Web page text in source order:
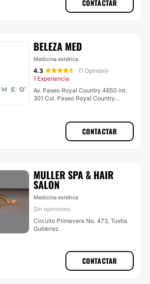
CONTACTAR
BELEZA MED
Medicina estética
4.3 (1 Opinión)·
1 Experiencia
Av. Paseo Royal Country 4650 int.
301 Col. Paseo Royal Country
CONTACTAR
MULLER SPA & HAIR
SALON
Medicina estética
Sin opiniones
Circuito Primavera No. 473, Tuxtla
Gutiérrez
CONTACTAR